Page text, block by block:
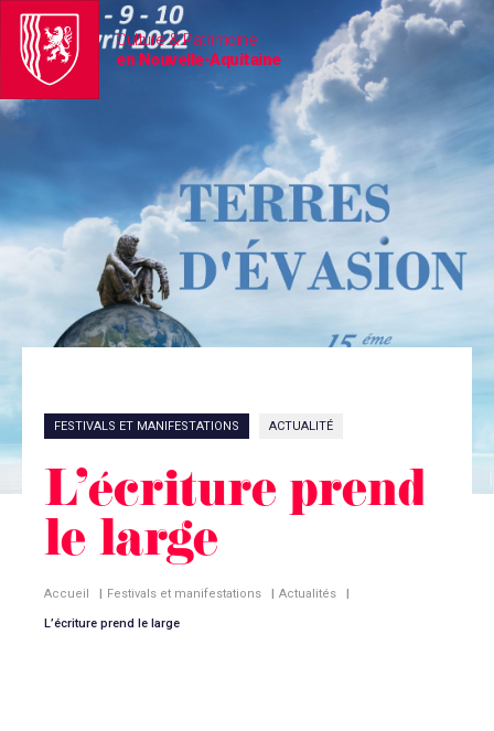
Culture & Patrimoine
en Nouvelle-Aquitaine
FESTIVALS ET MANIFESTATIONS ACTUALITÉ
L’écriture prend
le large
Accueil | Festivals et manifestations | Actualités |
L’écriture prend le large